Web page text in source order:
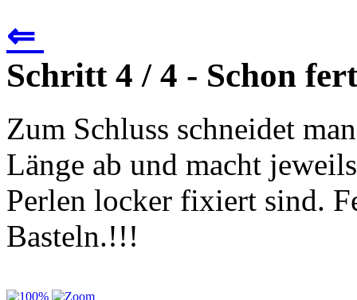
⇐
Schritt 4 / 4 - Schon
Zum Schluss schneidet
Länge ab und macht
Perlen locker fixiert sind.
Basteln.!!!